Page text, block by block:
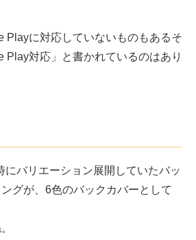
Playに対応していないものもあるそ
Play対応」と書かれているのはあり
にバリエーション展開していたバッ
グが、6色のバックカバーとして